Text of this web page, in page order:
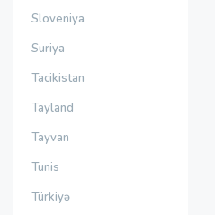
Sloveniya
Suriya
Tacikistan
Tayland
Tayvan
Tunis
Türkiyə